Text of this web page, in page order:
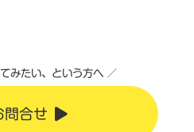
みたい、という方へ ／
問合せ